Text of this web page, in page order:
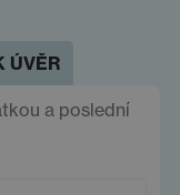
ÚVĚR
a poslední